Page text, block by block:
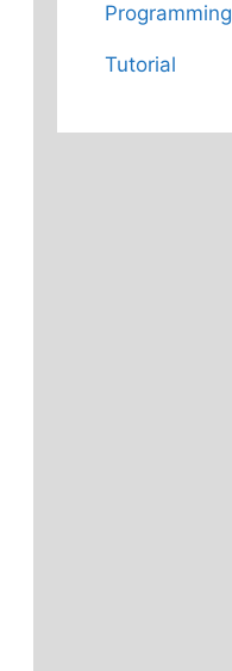
Programming
Tutorial